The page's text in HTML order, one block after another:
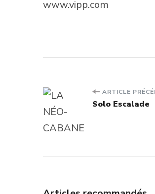
www.vipp.com
Navigation
d'article
ARTICLE
Solo Escalade